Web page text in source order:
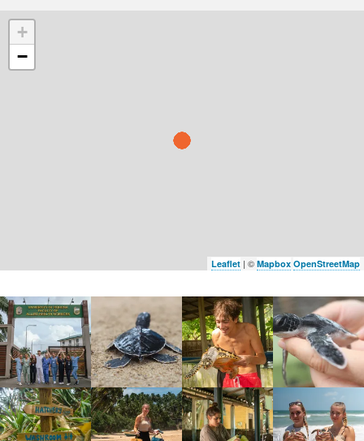
+
−
Leaflet | © Mapbox OpenStreetMap